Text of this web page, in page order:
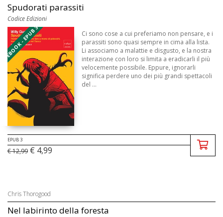
Spudorati parassiti
Codice Edizioni
EBOOK - EPUB 3
Ci sono cose a cui preferiamo non pensare, e i
parassiti sono quasi sempre in cima alla lista.
Li associamo a malattie e disgusto, e la nostra
interazione con loro si limita a eradicarli il più
velocemente possibile. Eppure, ignorarli
significa perdere uno dei più grandi spettacoli
del ...
EPUB 3
€ 12,99 € 4,99
Chris Thorogood
Nel labirinto della foresta